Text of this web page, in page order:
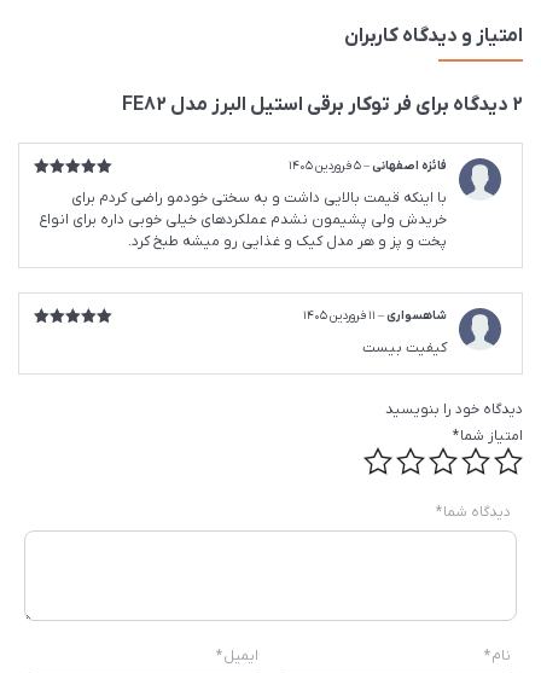
امتیاز و دیدگاه کاربران
2 دیدگاه برای فر توکار برقی استیل البرز مدل FE82
5
فائزه اصفهانی–5 فروردین 1405
با اینکه قیمت بالایی داشت و به سختی خودمو راضی کردم برای
خریدش ولی پشیمون نشدم عملکردهای خیلی خوبی داره برای انواع
پخت و پز و هر مدل کیک و غذایی رو میشه طبخ کرد.
شاهسواری– 11 فروردین 1405
کیفیت بیست
دیدگاه خود را بنویسید
امتیاز شما*
دیدگاه شما*
نام* ایمیل*